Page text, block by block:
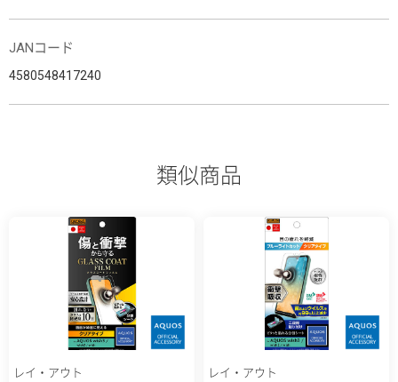
JANコード
4580548417240
類似商品
レイ・アウト
レイ・アウト